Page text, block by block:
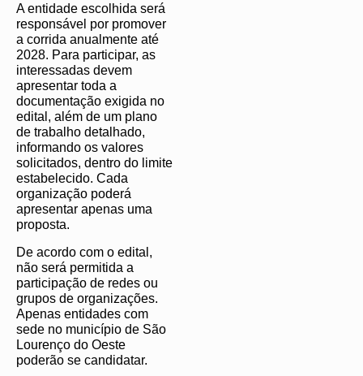
A entidade escolhida será
responsável por promover
a corrida anualmente até
2028. Para participar, as
interessadas devem
apresentar toda a
documentação exigida no
edital, além de um plano
de trabalho detalhado,
informando os valores
solicitados, dentro do limite
estabelecido. Cada
organização poderá
apresentar apenas uma
proposta.
De acordo com o edital,
não será permitida a
participação de redes ou
grupos de organizações.
Apenas entidades com
sede no município de São
Lourenço do Oeste
poderão se candidatar.